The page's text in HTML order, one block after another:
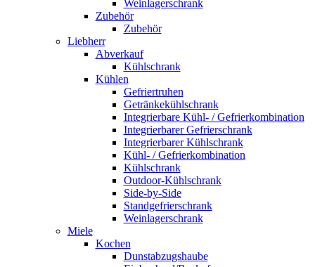
Weinlagerschrank
Zubehör
Zubehör
Liebherr
Abverkauf
Kühlschrank
Kühlen
Gefriertruhen
Getränkekühlschrank
Integrierbare Kühl- / Gefrierkombination
Integrierbarer Gefrierschrank
Integrierbarer Kühlschrank
Kühl- / Gefrierkombination
Kühlschrank
Outdoor-Kühlschrank
Side-by-Side
Standgefrierschrank
Weinlagerschrank
Miele
Kochen
Dunstabzugshaube